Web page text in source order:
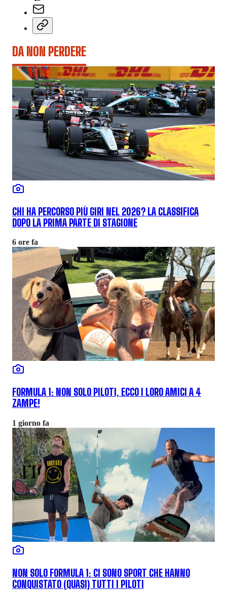
DA NON PERDERE
CHI HA PERCORSO PIÙ GIRI NEL 2026? LA CLASSIFICA
DOPO LA PRIMA PARTE DI STAGIONE
6 ore fa
FORMULA 1: NON SOLO PILOTI, ECCO I LORO AMICI A 4
ZAMPE!
1 giorno fa
NON SOLO FORMULA 1: CI SONO SPORT CHE HANNO
CONQUISTATO (QUASI) TUTTI I PILOTI